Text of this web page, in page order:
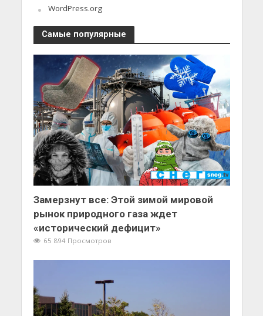
WordPress.org
Самые популярные
Замерзнут все: Этой зимой мировой
рынок природного газа ждет
«исторический дефицит»
65 894 Просмотров